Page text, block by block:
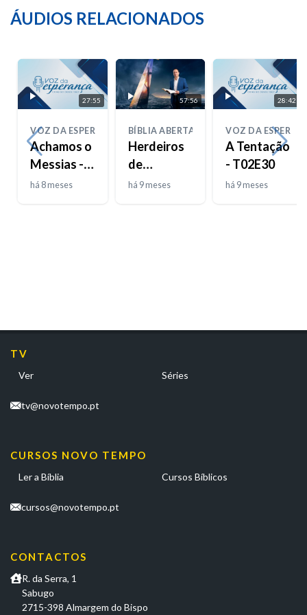
ÁUDIOS RELACIONADOS
27:55
VOZ DA ESPERANÇA
Achamos o
Messias -
T02E31
há 8 meses
57:56
BÍBLIA ABERTA
Herdeiros
de
Promessas,
há 9 meses
28:42
VOZ DA
A Tentação
- T02E30
há 9 meses
TV
Ver Séries
tv@novotempo.pt
CURSOS NOVO TEMPO
Ler a Bíblia Cursos Bíblicos
cursos@novotempo.pt
CONTACTOS
R. da Serra, 1
Sabugo
2715-398 Almargem do Bispo